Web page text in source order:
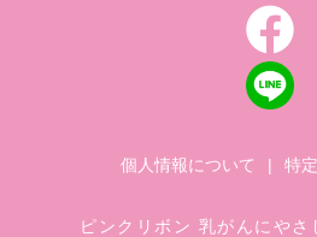
個人情報について | 特
ピンクリボン 乳がんにやさ